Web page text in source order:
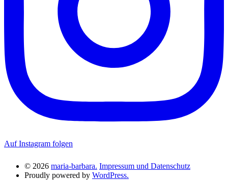
Auf Instagram folgen
© 2026 maria-barbara. Impressum und Datenschutz
Proudly powered by WordPress.